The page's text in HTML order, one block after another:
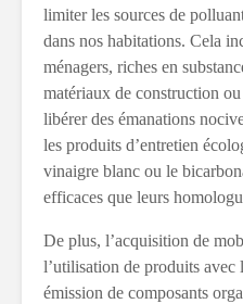
limiter les sources de
dans nos habitations. Cela
ménagers, riches en
matériaux de construction
libérer des émanations
les produits d’entretien
vinaigre blanc ou le
efficaces que leurs
De plus, l’acquisition de
l’utilisation de produits avec
émission de composants